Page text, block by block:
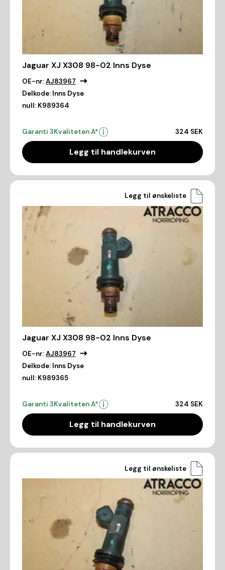
Jaguar XJ X308 98-02 Inns Dyse
OE-nr:AJ83967
Delkode: Inns Dyse
null: K989364
Garanti 3Kvaliteten A* 324 SEK
Legg til handlekurven
Legg til ønskeliste
Jaguar XJ X308 98-02 Inns Dyse
OE-nr:AJ83967
Delkode: Inns Dyse
null: K989365
Garanti 3Kvaliteten A* 324 SEK
Legg til handlekurven
Legg til ønskeliste